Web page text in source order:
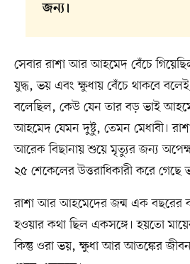
জন্য।
সেবার রাশা আর আহমেদ বেঁচে
যুদ্ধ, ভয় এবং ক্ষুধায় বেঁচে থাকবে
বলেছিল, কেউ যেন তার বড় ভাই
আহমেদ যেমন দুষ্টু, তেমন মেধাবী।
আরেক বিছানায় শুয়ে মৃত্যুর জন্য
২৫ শেকেলের উত্তরাধিকারী করে গেছে
রাশা আর আহমেদের জন্ম এক বছরের
হওয়ার কথা ছিল একসঙ্গে। হয়তো
কিন্তু ওরা ভয়, ক্ষুধা আর আতঙ্কের